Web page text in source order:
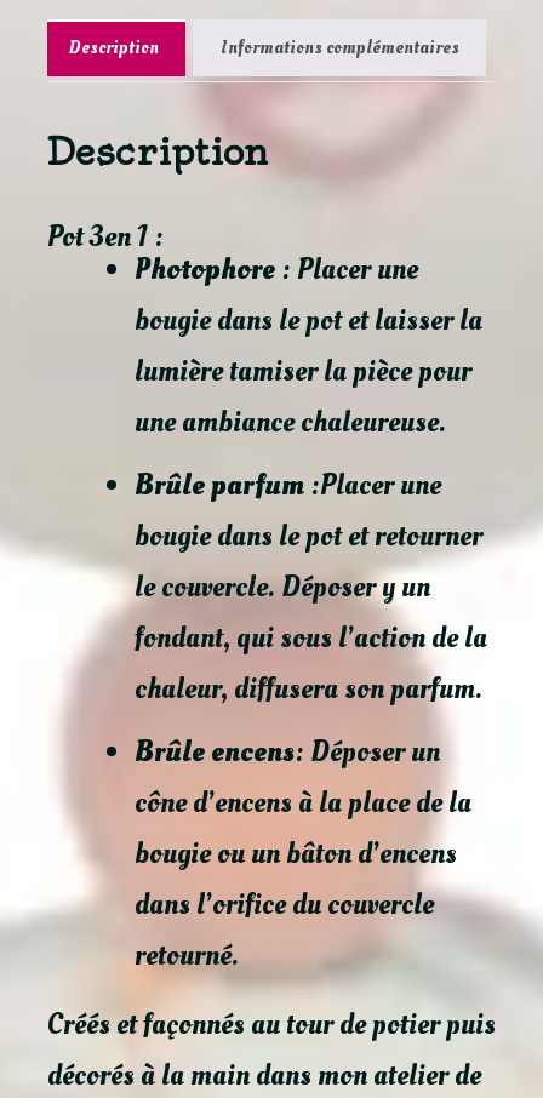
Description Informations complémentaires
Description
Pot 3en 1 :
Photophore : Placer une
bougie dans le pot et laisser la
lumière tamiser la pièce pour
une ambiance chaleureuse.
Brûle parfum :Placer une
bougie dans le pot et retourner
le couvercle. Déposer y un
fondant, qui sous l’action de la
chaleur, diffusera son parfum.
Brûle encens: Déposer un
cône d’encens à la place de la
bougie ou un bâton d’encens
dans l’orifice du couvercle
retourné.
Créés et façonnés au tour de potier puis
décorés à la main dans mon atelier de